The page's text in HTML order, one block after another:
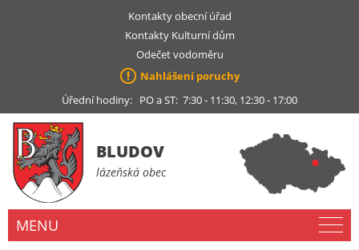
Kontakty obecní úřad
Kontakty Kulturní dům
Odečet vodoměru
Nahlášení poruchy
Úřední hodiny: PO a ST: 7:30 - 11:30, 12:30 - 17:00
BLUDOV
lázeňská obec
MENU